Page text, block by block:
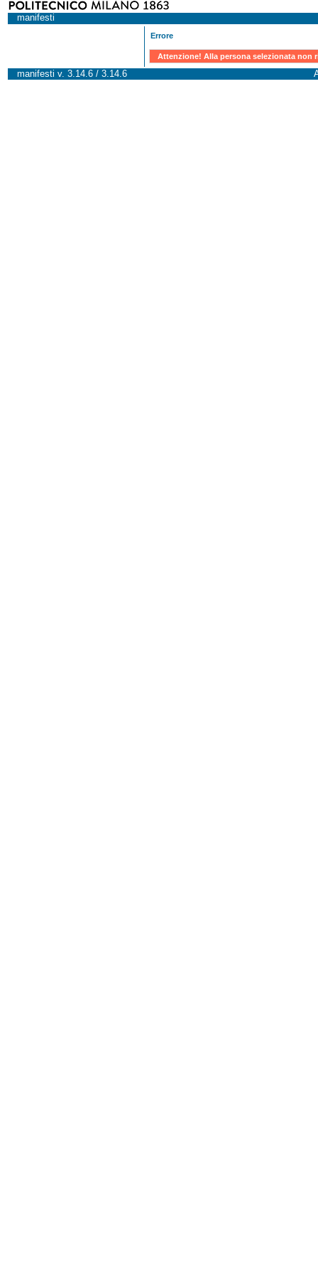
manifesti
Errore
Attenzione! Alla persona selezionata non
manifesti v. 3.14.6 / 3.14.6